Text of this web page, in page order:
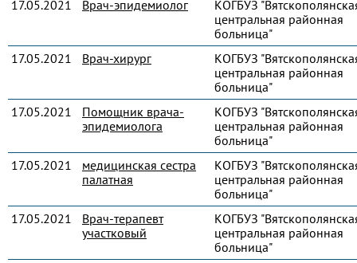
17.05.2021
Врач-эпидемиолог
КОГБУЗ
центральная районная
больница"
17.05.2021
Врач-хирург
КОГБУЗ
центральная районная
больница"
17.05.2021
Помощник врача-
эпидемиолога
КОГБУЗ
центральная районная
больница"
17.05.2021
медицинская сестра
палатная
КОГБУЗ
центральная районная
больница"
17.05.2021
Врач-терапевт
участковый
КОГБУЗ
центральная районная
больница"